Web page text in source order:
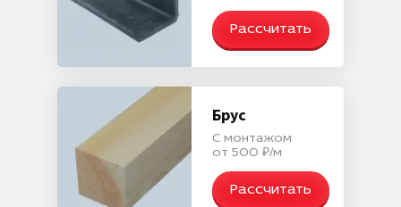
Рассчитать
Брус
С монтажом
от 500 ₽/м
Рассчитать